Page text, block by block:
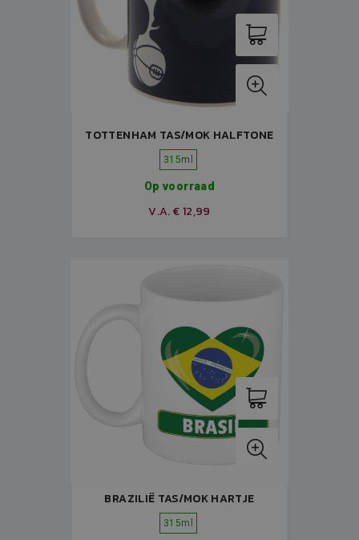
TOTTENHAM TAS/MOK HALFTONE
315ml
Op voorraad
V.A. € 12,99
BRAZILIË TAS/MOK HARTJE
315ml